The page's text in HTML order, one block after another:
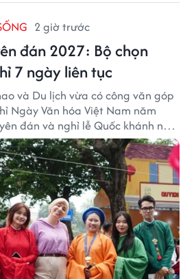
2 giờ trước
đán 2027: Bộ chọn
7 ngày liên tục
và Du lịch vừa có công văn góp
Ngày Văn hóa Việt Nam năm
đán và nghỉ lễ Quốc khánh năm